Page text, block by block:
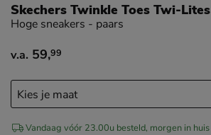
Skechers Twinkle Toes Twi-Lites
Hoge sneakers - paars
vanaf € 59,99
v.a. 59,99
Vandaag vóór 23.00u besteld, morgen in huis